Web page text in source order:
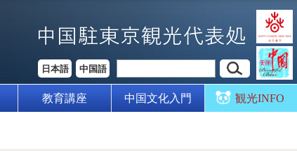
日本語 中国語
教育講座 中国文化入門 観光INFO